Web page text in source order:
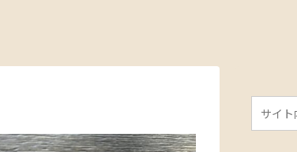
の店舗別対策